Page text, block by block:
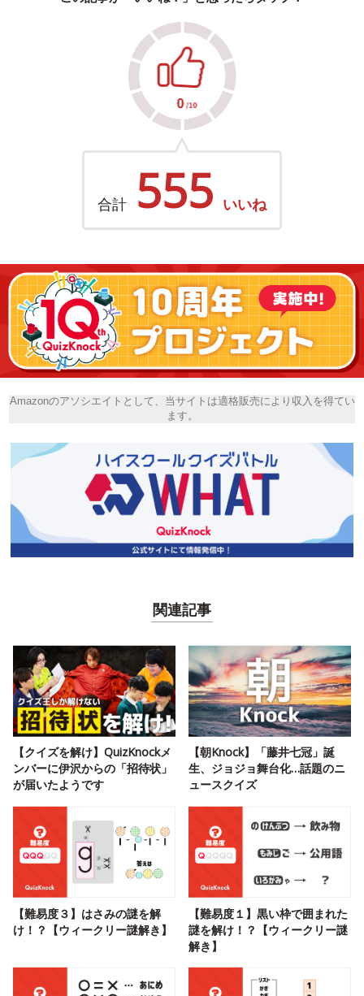
合計 555 いいね
Amazonのアソシエイトとして、当サイトは適格販売により収入を得てい
ます。
関連記事
【クイズを解け】QuizKnockメ
ンバーに伊沢からの「招待状」
が届いたようです
【朝Knock】「藤井七冠」誕
生、ジョジョ舞台化…話題のニ
ュースクイズ
【難易度３】はさみの謎を解
け！？【ウィークリー謎解き】
【難易度１】黒い枠で囲まれた
謎を解け！？【ウィークリー謎
解き】